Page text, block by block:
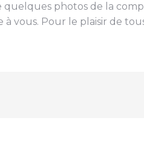
photos de la
vous. Pour le plaisir de